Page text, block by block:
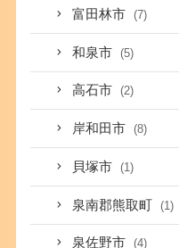
富田林市 (7)
和泉市 (5)
高石市 (2)
岸和田市 (8)
貝塚市 (1)
泉南郡熊取町 (1)
泉佐野市 (4)